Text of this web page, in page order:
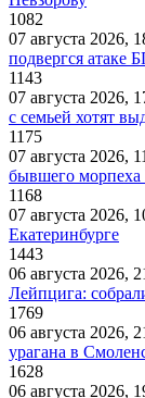
1082
07 августа 2026,
подвергся атаке
1143
07 августа 2026,
с семьей хотят
1175
07 августа 2026,
бывшего морпеха
1168
07 августа 2026,
Екатеринбурге
1443
06 августа 2026,
Лейпцига:
1769
06 августа 2026,
урагана в
1628
06 августа 2026,